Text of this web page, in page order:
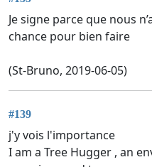
Je signe parce que nous
chance pour bien faire
(St-Bruno, 2019-06-05)
#139
j'y vois l'importance
I am a Tree Hugger , an